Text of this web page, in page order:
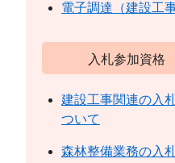
電子調達（建設工
入札参加資格
建設工事関連の入
ついて
森林整備業務の入